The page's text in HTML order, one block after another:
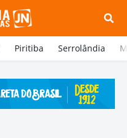
Piritiba Serrolândia